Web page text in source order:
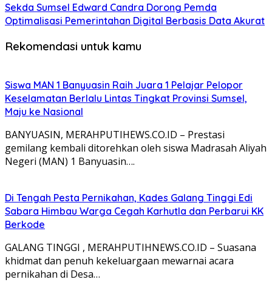
Sekda Sumsel Edward Candra Dorong Pemda
Optimalisasi Pemerintahan Digital Berbasis Data Akurat
Rekomendasi untuk kamu
Siswa MAN 1 Banyuasin Raih Juara 1 Pelajar Pelopor
Keselamatan Berlalu Lintas Tingkat Provinsi Sumsel,
Maju ke Nasional
BANYUASIN, MERAHPUTIHEWS.CO.ID – Prestasi
gemilang kembali ditorehkan oleh siswa Madrasah Aliyah
Negeri (MAN) 1 Banyuasin….
Di Tengah Pesta Pernikahan, Kades Galang Tinggi Edi
Sabara Himbau Warga Cegah Karhutla dan Perbarui KK
Berkode
GALANG TINGGI , MERAHPUTIHNEWS.CO.ID – Suasana
khidmat dan penuh kekeluargaan mewarnai acara
pernikahan di Desa…